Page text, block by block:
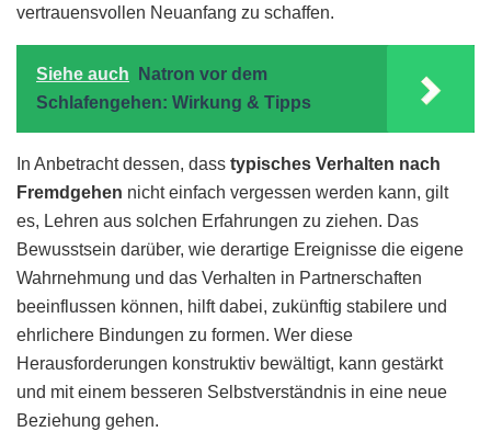
vertrauensvollen Neuanfang zu schaffen.
Siehe auch
Natron vor dem
Schlafengehen: Wirkung & Tipps
In Anbetracht dessen, dass typisches Verhalten nach
Fremdgehen nicht einfach vergessen werden kann, gilt
es, Lehren aus solchen Erfahrungen zu ziehen. Das
Bewusstsein darüber, wie derartige Ereignisse die eigene
Wahrnehmung und das Verhalten in Partnerschaften
beeinflussen können, hilft dabei, zukünftig stabilere und
ehrlichere Bindungen zu formen. Wer diese
Herausforderungen konstruktiv bewältigt, kann gestärkt
und mit einem besseren Selbstverständnis in eine neue
Beziehung gehen.